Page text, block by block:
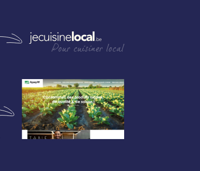
Pour cuisiner local